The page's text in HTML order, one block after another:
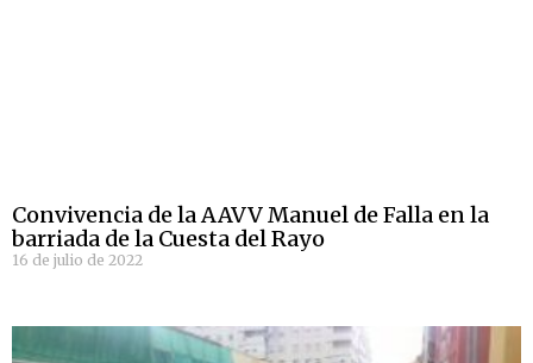
Convivencia de la AAVV Manuel de Falla en la
barriada de la Cuesta del Rayo
16 de julio de 2022